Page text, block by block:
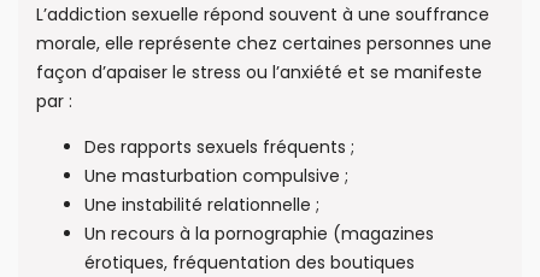
L’addiction sexuelle répond souvent à une souffrance
morale, elle représente chez certaines personnes une
façon d’apaiser le stress ou l’anxiété et se manifeste
par :
Des rapports sexuels fréquents ;
Une masturbation compulsive ;
Une instabilité relationnelle ;
Un recours à la pornographie (magazines
érotiques, fréquentation des boutiques